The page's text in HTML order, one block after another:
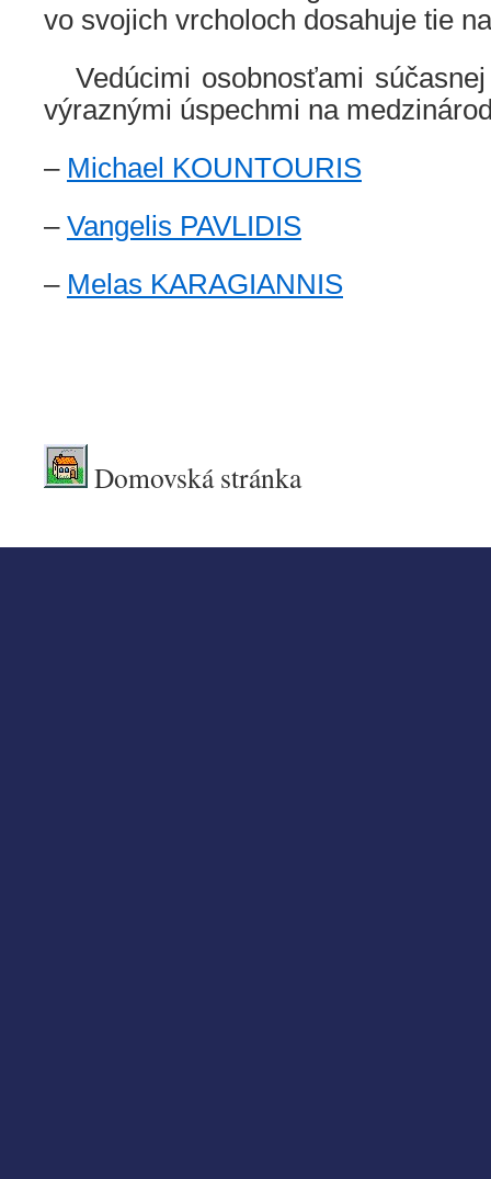
vo svojich vrcholoch dosahuje tie
Vedúcimi osobnosťami
výraznými úspechmi na
– Michael KOUNTOURIS
– Vangelis PAVLIDIS
– Melas KARAGIANNIS
Domovská stránka